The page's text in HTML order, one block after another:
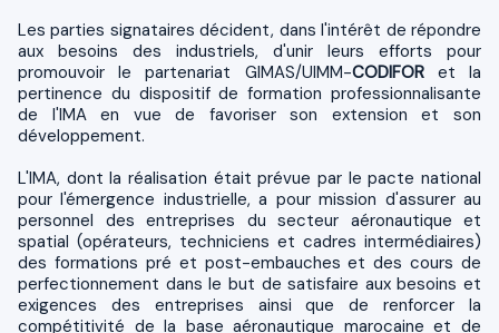
Les parties signataires décident, dans l'intérêt de répondre
aux besoins des industriels, d'unir leurs efforts pour
promouvoir le partenariat GIMAS/UIMM-CODIFORet la
pertinence du dispositif de formation professionnalisante
de l'IMA en vue de favoriser son extension et son
développement.
L'IMA, dont la réalisation était prévue par le pacte national
pour l'émergence industrielle, a pour mission d'assurer au
personnel des entreprises du secteur aéronautique et
spatial (opérateurs, techniciens et cadres intermédiaires)
des formations pré et post-embauches et des cours de
perfectionnement dans le but de satisfaire aux besoins et
exigences des entreprises ainsi que de renforcer la
compétitivité de la base aéronautique marocaine et de